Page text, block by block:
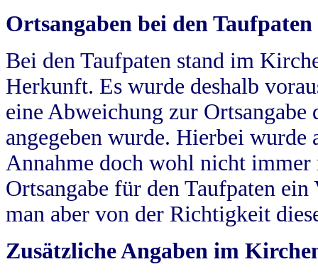
Ortsangaben bei den Taufpaten
Bei den Taufpaten stand im
Herkunft. Es wurde deshalb
eine Abweichung zur
angegeben wurde. Hierbei wurde
Annahme doch wohl nicht
Ortsangabe für den Taufpaten
man aber von der Richtigkeit
Zusätzliche Angaben im